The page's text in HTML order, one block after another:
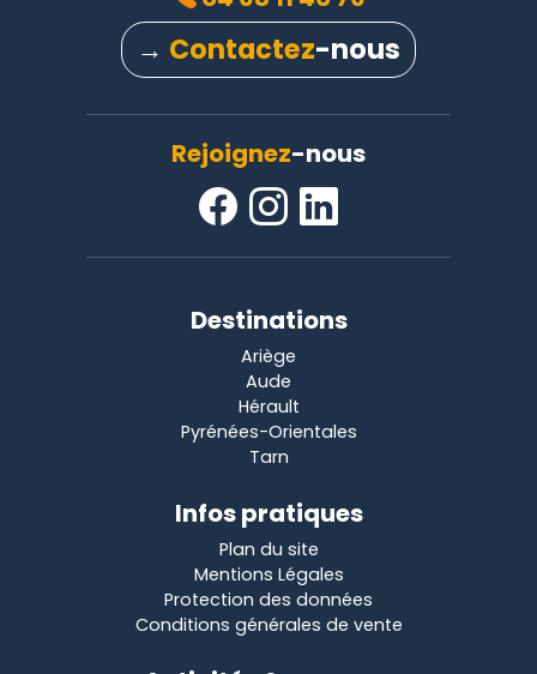
Rejoignez-nous
→ Contactez-nous
Destinations
Ariège
Aude
Hérault
Pyrénées-Orientales
Tarn
Infos pratiques
Plan du site
Mentions Légales
Protection des données
Conditions générales de vente